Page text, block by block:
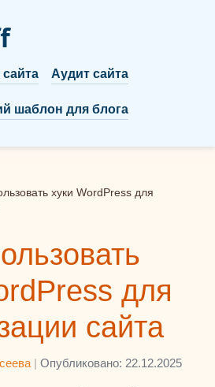
Аудит сайта
шаблон для блога
хуки WordPress для
для
сайта
| Опубликовано: 22.12.2025